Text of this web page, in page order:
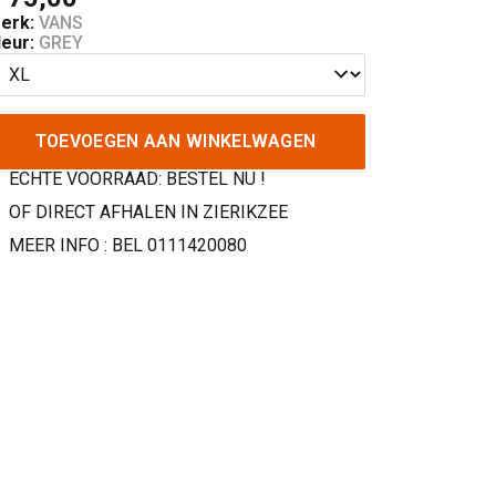
VANS
GREY
TOEVOEGEN AAN WINKELWAGEN
ECHTE VOORRAAD: BESTEL NU !
OF DIRECT AFHALEN IN ZIERIKZEE
MEER INFO : BEL 0111420080